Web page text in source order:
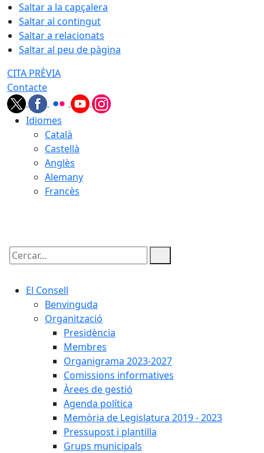
Saltar a la capçalera
Saltar al contingut
Saltar a relacionats
Saltar al peu de pàgina
CITA PRÈVIA
Contacte
Idiomes
Català
Castellà
Anglès
Alemany
Francès
Cercar:
El Consell
Benvinguda
Organització
Presidència
Membres
Organigrama 2023-2027
Comissions informatives
Àrees de gestió
Agenda política
Memòria de Legislatura 2019 - 2023
Pressupost i plantilla
Grups municipals